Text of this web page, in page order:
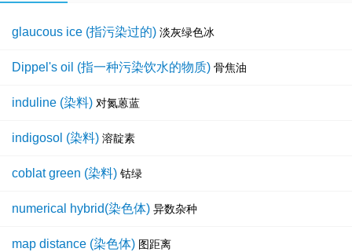
glaucous ice (指污染过的) 淡灰绿色冰
Dippel's oil (指一种污染饮水的物质) 骨焦油
induline (染料) 对氮蒽蓝
indigosol (染料) 溶靛素
coblat green (染料) 钴绿
numerical hybrid(染色体) 异数杂种
map distance (染色体) 图距离